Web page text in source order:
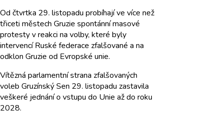
Od čtvrtka 29. listopadu probíhají ve více než
třiceti městech Gruzie spontánní masové
protesty v reakci na volby, které byly
intervencí Ruské federace zfalšované a na
odklon Gruzie od Evropské unie.
Vítězná parlamentní strana zfalšovaných
voleb Gruzínský Sen 29. listopadu zastavila
veškeré jednání o vstupu do Unie až do roku
2028.